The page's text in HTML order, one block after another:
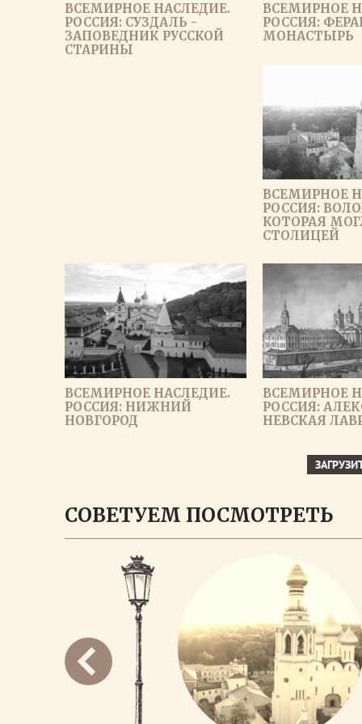
ВСЕМИРНОЕ НАСЛЕДИЕ.
РОССИЯ: СУЗДАЛЬ -
ЗАПОВЕДНИК РУССКОЙ
СТАРИНЫ
ВСЕМИРНОЕ
РОССИЯ:
МОНАСТЫРЬ
ВСЕМИРНОЕ
РОССИЯ:
КОТОРАЯ
СТОЛИЦЕЙ
ВСЕМИРНОЕ НАСЛЕДИЕ.
РОССИЯ: НИЖНИЙ
НОВГОРОД
ВСЕМИРНОЕ
РОССИЯ:
НЕВСКАЯ
СОВЕТУЕМ ПОСМОТРЕТЬ